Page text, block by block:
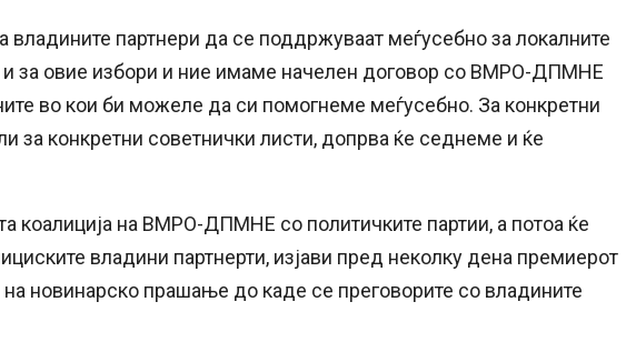
владините партнери да се поддржуваат меѓусебно за локалните
и за овие избори и ние имаме начелен договор со ВМРО-ДПМНЕ
во кои би можеле да си помогнеме меѓусебно. За конкретни
за конкретни советнички листи, допрва ќе седнеме и ќе
коалиција на ВМРО-ДПМНЕ со политичките партии, а потоа ќе
владини партнерти, изјави пред неколку дена премиерот
на новинарско прашање до каде се преговорите со владините